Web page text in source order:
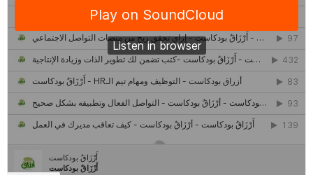
حصاد 2022 لمشروع "رواد 2030″
كل ما تريد معرفته عن مشروع "رواد 2030″
مركز جروان للثقافة والفنون | نموذج المركز القروي الريادي في الثقافة